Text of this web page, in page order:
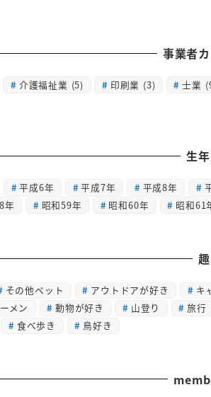
事業者
介護福祉業 (5) 印刷業 (3) 士業
生
平成6年 平成7年 平成8年
年 昭和59年 昭和60年 昭和61
その他ペット アウトドアが好き キ
メン 動物が好き 山登り 旅行
食べ歩き 鳥好き